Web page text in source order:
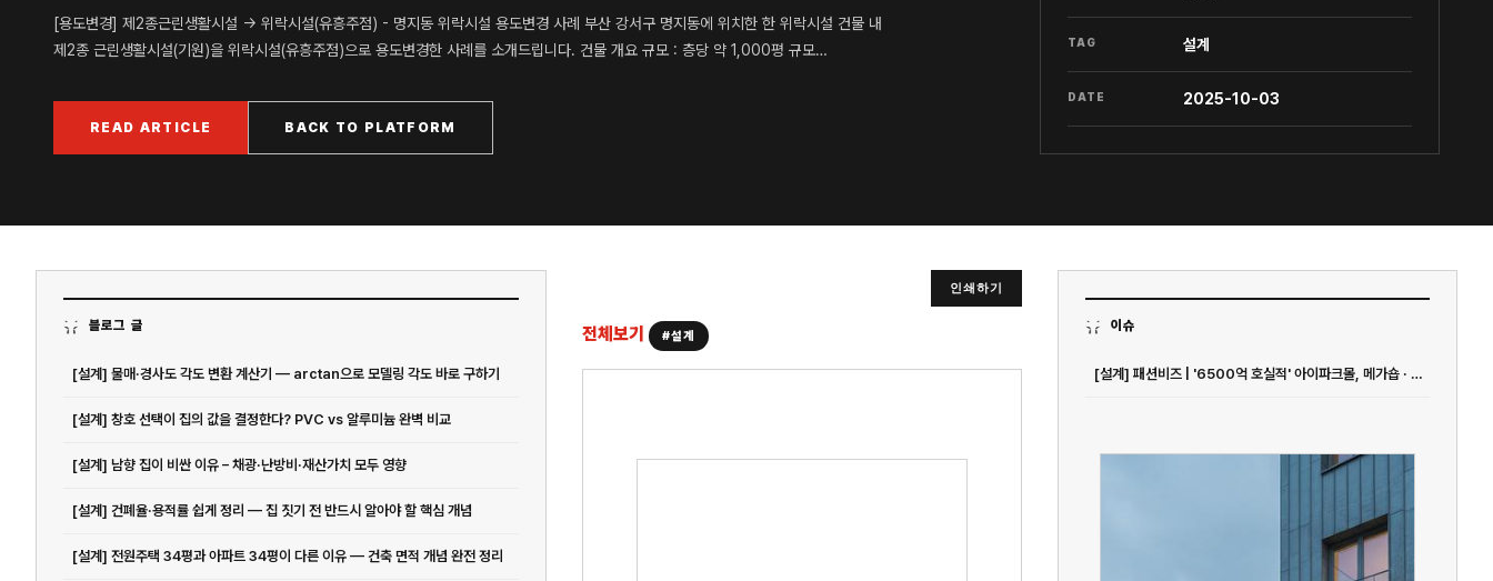
[용도변경] 제2종근린생활시설 -> 위락시설(유흥주점) - 명지동 위락시설 용도변경 사례 부산 강서구 명지동에 위치한 한 위락시설 건물 내
제2종 근린생활시설(기원)을 위락시설(유흥주점)으로 용도변경한 사례를 소개드립니다. 건물 개요 규모 : 층당 약 1,000평 규모…
READ ARTICLE BACK TO PLATFORM
TAG 설계
DATE 2025-10-03
블로그 글
[설계] 물매·경사도 각도 변환 계산기 — arctan으로 모델링 각도 바로 구하기
[설계] 창호 선택이 집의 값을 결정한다? PVC vs 알루미늄 완벽 비교
[설계] 남향 집이 비싼 이유 – 채광·난방비·재산가치 모두 영향
[설계] 건폐율·용적률 쉽게 정리 — 집 짓기 전 반드시 알아야 할 핵심 개념
[설계] 전원주택 34평과 아파트 34평이 다른 이유 — 건축 면적 개념 완전 정리
인쇄하기
전체보기 #설계
이슈
[설계] 패션비즈 | '6500억 호실적' 아이파크몰, 메가숍 · 패션 MD 흥행몰이 통했다